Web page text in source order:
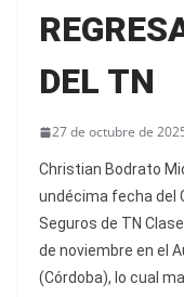
DEL TN
27 de octubre de
Christian Bodrato
undécima fecha del
Seguros de TN
de noviembre en el
(Córdoba), lo cual